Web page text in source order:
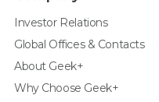
Investor Relations
Global Offices & Contacts
About Geek+
Why Choose Geek+